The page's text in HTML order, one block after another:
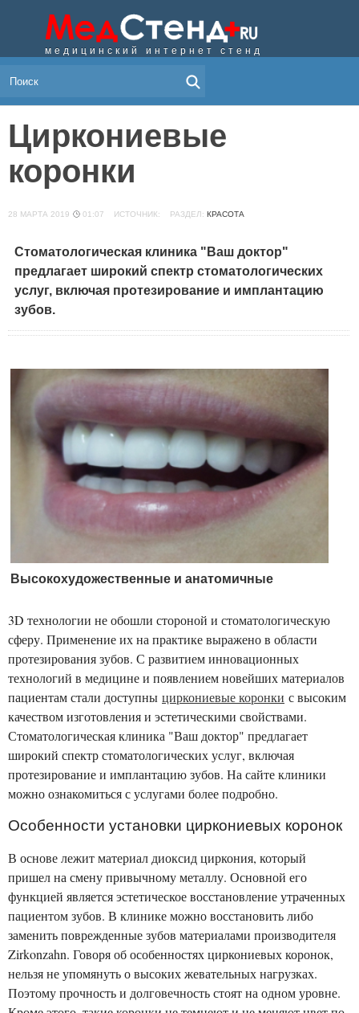
медицинский интернет стенд
Циркониевые
коронки
28 МАРТА 2019 01:07 ИСТОЧНИК: РАЗДЕЛ: КРАСОТА
Стоматологическая клиника "Ваш доктор"
предлагает широкий спектр стоматологических
услуг, включая протезирование и имплантацию
зубов.
Высокохудожественные и анатомичные
3D технологии не обошли стороной и стоматологическую
сферу. Применение их на практике выражено в области
протезирования зубов. С развитием инновационных
технологий в медицине и появлением новейших материалов
пациентам стали доступны циркониевые коронки с высоким
качеством изготовления и эстетическими свойствами.
Стоматологическая клиника "Ваш доктор" предлагает
широкий спектр стоматологических услуг, включая
протезирование и имплантацию зубов. На сайте клиники
можно ознакомиться с услугами более подробно.
Особенности установки циркониевых коронок
В основе лежит материал диоксид циркония, который
пришел на смену привычному металлу. Основной его
функцией является эстетическое восстановление утраченных
пациентом зубов. В клинике можно восстановить либо
заменить поврежденные зубов материалами производителя
Zirkonzahn. Говоря об особенностях циркониевых коронок,
нельзя не упомянуть о высоких жевательных нагрузках.
Поэтому прочность и долговечность стоят на одном уровне.